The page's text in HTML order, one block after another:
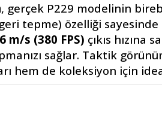
, gerçek P229 modelinin
tepme) özelliği
m/s (380 FPS) çıkıs hızına
sağlar. Taktik
hem de koleksiyon için